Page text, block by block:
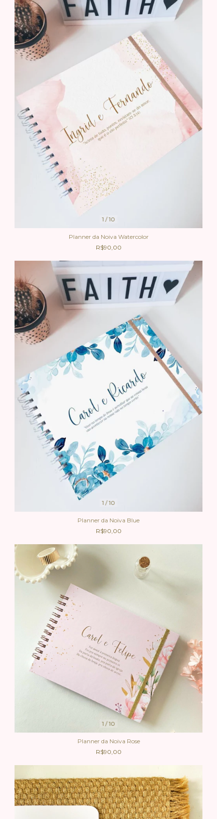
1 /10
Planner da Noiva Watercolor
R$90,00
1 /10
Planner da Noiva Blue
R$90,00
1 /10
Planner da Noiva Rose
R$90,00